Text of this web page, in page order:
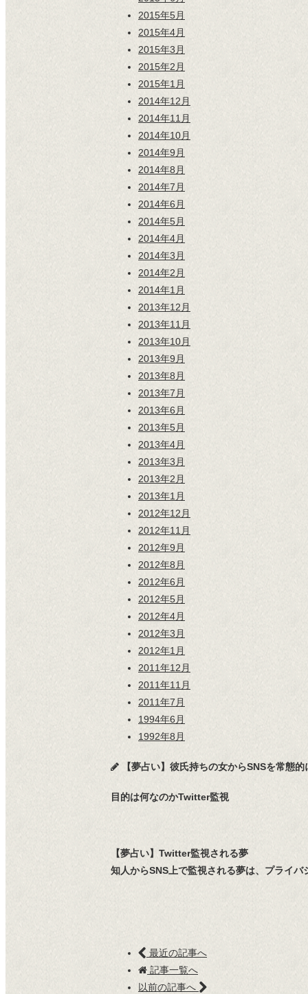
2015年5月
2015年4月
2015年3月
2015年2月
2015年1月
2014年12月
2014年11月
2014年10月
2014年9月
2014年8月
2014年7月
2014年6月
2014年5月
2014年4月
2014年3月
2014年2月
2014年1月
2013年12月
2013年11月
2013年10月
2013年9月
2013年8月
2013年7月
2013年6月
2013年5月
2013年4月
2013年3月
2013年2月
2013年1月
2012年12月
2012年11月
2012年9月
2012年8月
2012年6月
2012年5月
2012年4月
2012年3月
2012年1月
2011年12月
2011年11月
2011年7月
1994年6月
1992年8月
【夢占い】彼氏持ちの女からSNSを常態
目的は何なのかTwitter監視
【夢占い】Twitter監視される夢
知人からSNS上で監視される夢は、プライ
最近の記事へ
記事一覧へ
以前の記事へ